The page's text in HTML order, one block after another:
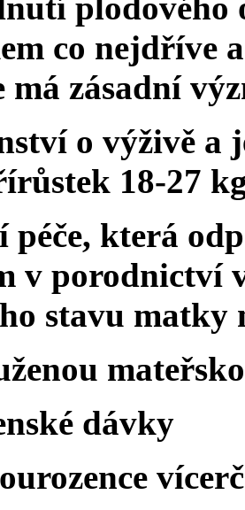
co nejdříve
má zásadní
o výživě
18-27
péče, která
v porodnictví
stavu matky
dávky